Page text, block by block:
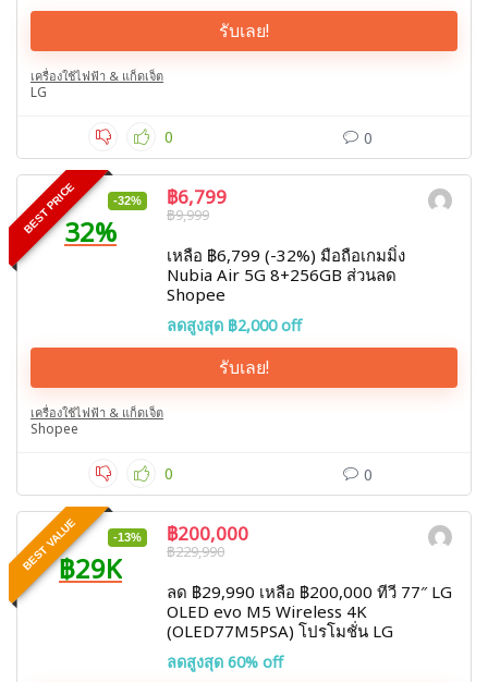
รับเลย!
เครื่องใช้ไฟฟ้า & แก็ดเจ็ต
LG
0 0
BEST PRICE -32%
32%
฿6,799
฿9,999
เหลือ ฿6,799 (-32%) มือถือเกมมิ่ง
Nubia Air 5G 8+256GB ส่วนลด
Shopee
ลดสูงสุด ฿2,000 off
รับเลย!
เครื่องใช้ไฟฟ้า & แก็ดเจ็ต
Shopee
0 0
BEST VALUE -13%
฿29K
฿200,000
฿229,990
ลด ฿29,990 เหลือ ฿200,000 ทีวี 77″ LG
OLED evo M5 Wireless 4K
(OLED77M5PSA) โปรโมชั่น LG
ลดสูงสุด 60% off